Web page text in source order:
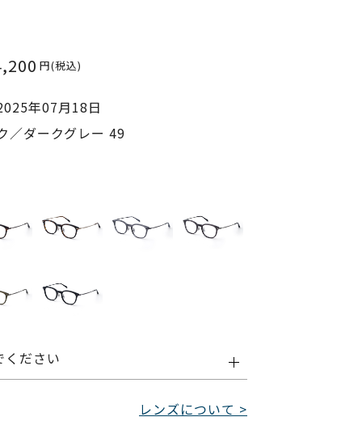
円(税込)
年07月18日
／ダークグレー 49
ください
レンズについて >